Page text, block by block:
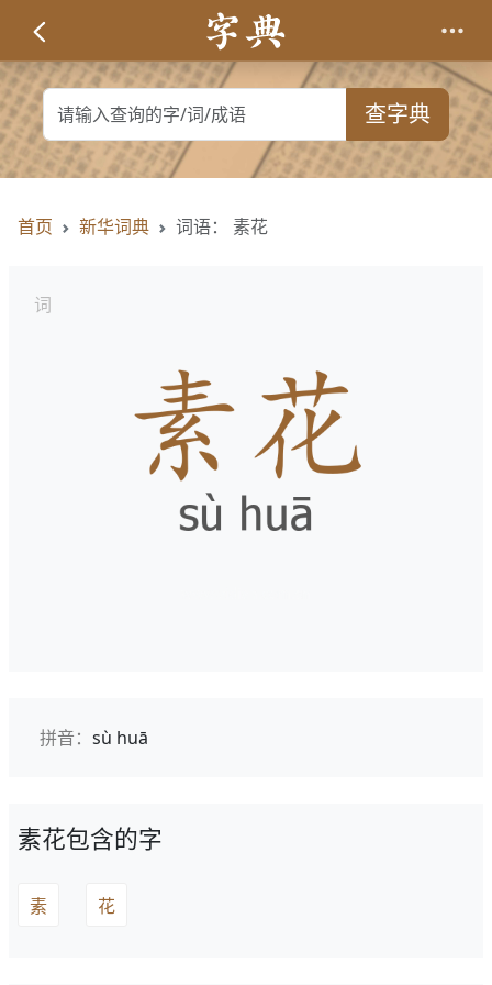
查字典
首页 新华词典 词语： 素花
词
拼音： sù huā
素花包含的字
素 花